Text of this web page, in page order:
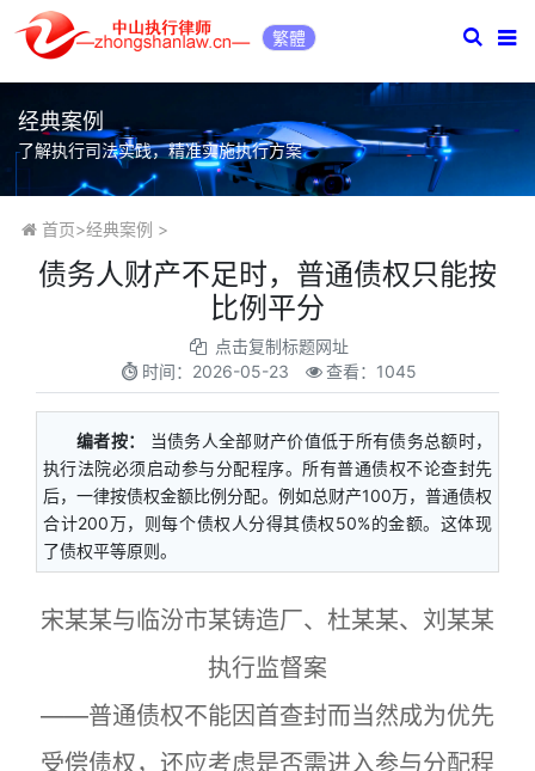
繁體
经典案例
了解执行司法实践，精准实施执行方案
首页>经典案例 >
债务人财产不足时，普通债权只能按
比例平分
点击复制标题网址
时间： 2026-05-23 查看：1045
编者按：
当债务人全部财产价值低于所有债务总额时，
执行法院必须启动参与分配程序。所有普通债权不论查封先
后，一律按债权金额比例分配。例如总财产100万，普通债权
合计200万，则每个债权人分得其债权50%的金额。这体现
了债权平等原则。
宋某某与临汾市某铸造厂、杜某某、刘某某
执行监督案
——普通债权不能因首查封而当然成为优先
受偿债权，还应考虑是否需进入参与分配程